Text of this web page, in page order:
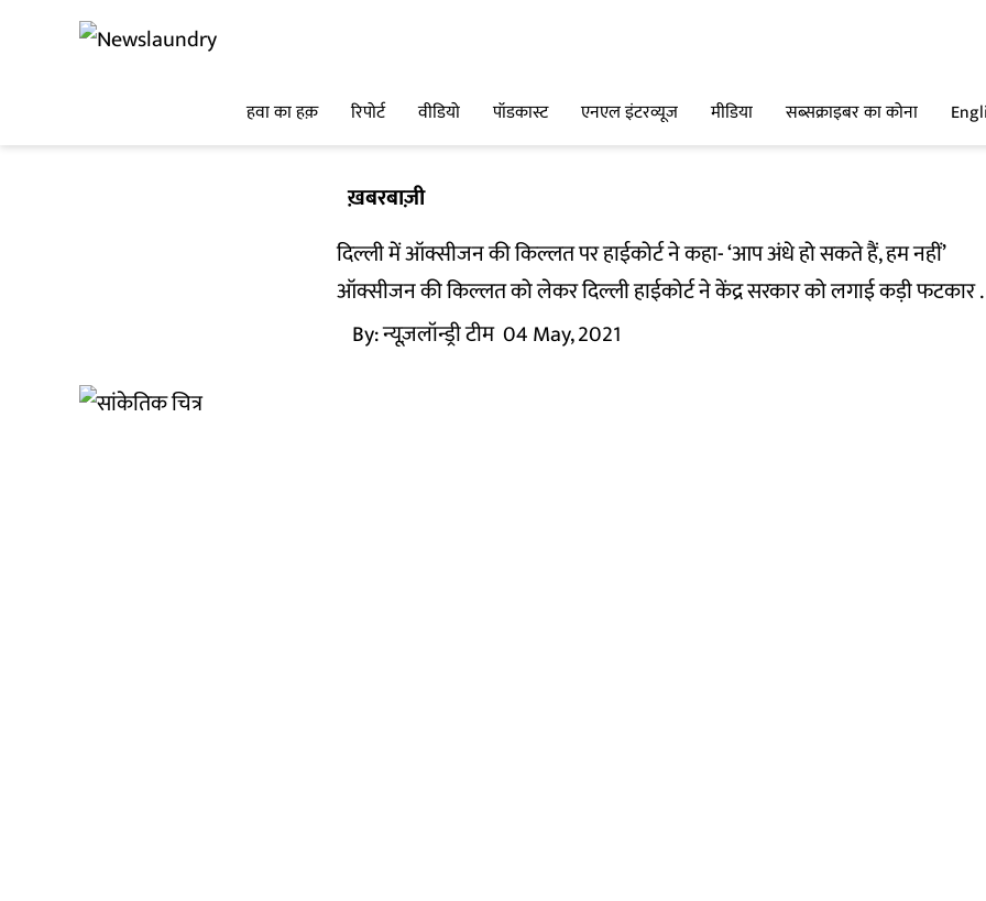
हवा का हक़ रिपोर्ट वीडियो पॉडकास्ट एनएल इंटरव्यूज मीडिया सब्सक्राइबर का कोना
ख़बरबाज़ी
दिल्ली में ऑक्सीजन की किल्लत पर हाईकोर्ट ने कहा- ‘आप अंधे हो सकते हैं, हम नहीं’
ऑक्सीजन की किल्लत को लेकर दिल्ली हाईकोर्ट ने केंद्र सरकार को लगाई कड़ी फटकार .
By:न्यूज़लॉन्ड्री टीम 04 May, 2021